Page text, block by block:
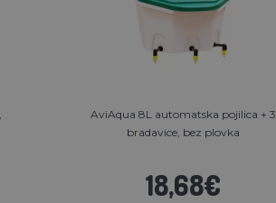
AviAqua 8L automatska pojilica + 3
bradavice, bez plovka
18,68€